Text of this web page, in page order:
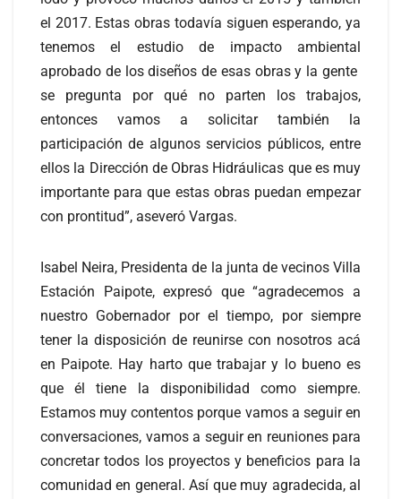
el 2017. Estas obras todavía siguen esperando, ya
tenemos el estudio de impacto ambiental
aprobado de los diseños de esas obras y la gente
se pregunta por qué no parten los trabajos,
entonces vamos a solicitar también la
participación de algunos servicios públicos, entre
ellos la Dirección de Obras Hidráulicas que es muy
importante para que estas obras puedan empezar
con prontitud”, aseveró Vargas.
Isabel Neira, Presidenta de la junta de vecinos Villa
Estación Paipote, expresó que “agradecemos a
nuestro Gobernador por el tiempo, por siempre
tener la disposición de reunirse con nosotros acá
en Paipote. Hay harto que trabajar y lo bueno es
que él tiene la disponibilidad como siempre.
Estamos muy contentos porque vamos a seguir en
conversaciones, vamos a seguir en reuniones para
concretar todos los proyectos y beneficios para la
comunidad en general. Así que muy agradecida, al